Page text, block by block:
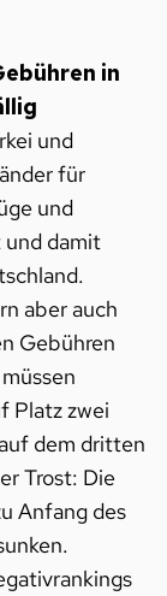
in
und
für
und
und damit
aber auch
Gebühren
Platz zwei
dem dritten
Trost: Die
Anfang des